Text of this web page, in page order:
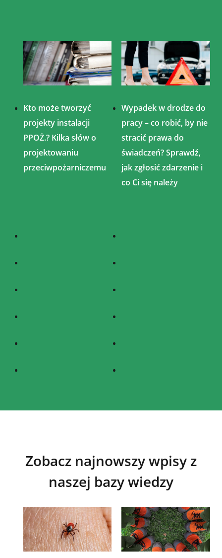
Kto może tworzyć
projekty instalacji
PPOŻ.? Kilka słów o
projektowaniu
przeciwpożarniczemu
Wypadek w drodze do
pracy – co robić, by nie
stracić prawa do
świadczeń? Sprawdź,
jak zgłosić zdarzenie i
co Ci się należy
Zobacz najnowszy wpisy z
naszej bazy wiedzy